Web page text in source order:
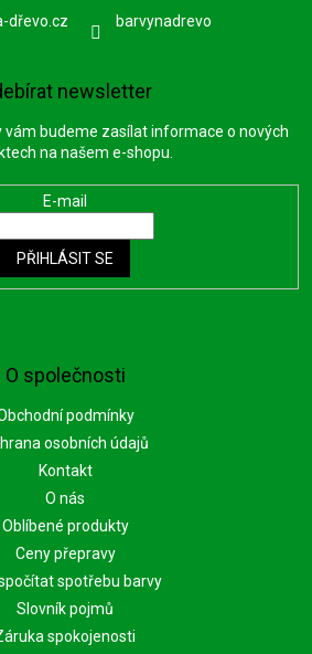
O společnosti
podmínky
osobních údajů
Kontakt
O nás
Oblíbené produkty
Ceny přepravy
spotřebu barvy
Slovník pojmů
spokojenosti
dřevo.cz barvynadrevo
newsletter
vám budeme zasílat informace o nových
na našem e-shopu.
E-mail
PŘIHLÁSIT SE